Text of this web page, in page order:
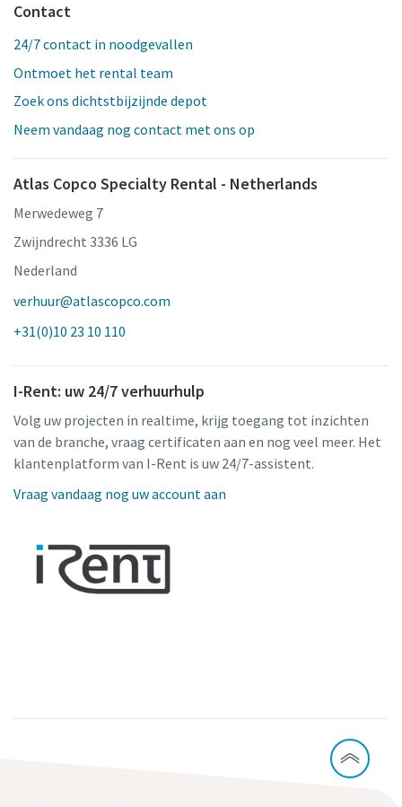
Contact
24/7 contact in noodgevallen
Ontmoet het rental team
Zoek ons dichtstbijzijnde depot
Neem vandaag nog contact met ons op
Atlas Copco Specialty Rental - Netherlands
Merwedeweg 7
Zwijndrecht 3336 LG
Nederland
verhuur@atlascopco.com
+31(0)10 23 10 110
I-Rent: uw 24/7 verhuurhulp
Volg uw projecten in realtime, krijg toegang tot inzichten
van de branche, vraag certificaten aan en nog veel meer. Het
klantenplatform van I-Rent is uw 24/7-assistent.
Vraag vandaag nog uw account aan